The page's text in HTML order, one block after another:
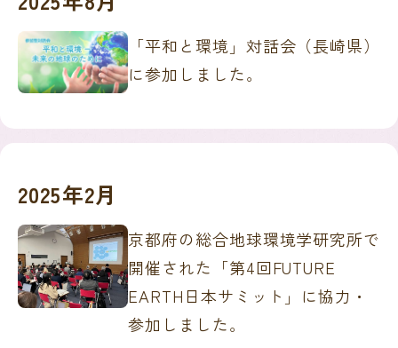
「平和と環境」対話会（長崎県）
に参加しました。
2025年2月
京都府の総合地球環境学研究所で
開催された「第4回FUTURE
EARTH日本サミット」に協力・
参加しました。